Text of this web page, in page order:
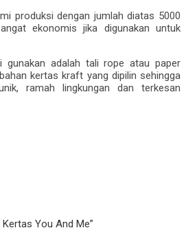
produksi dengan jumlah diatas 5000
ekonomis jika digunakan untuk
adalah tali rope atau paper
kertas kraft yang dipilin sehingga
ramah lingkungan dan terkesan
You And Me”